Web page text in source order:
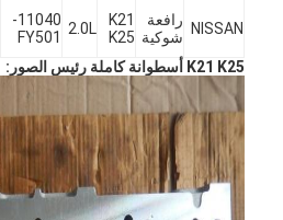
NISSAN
رافعة
شوكية
K21
K25
2.0L
11040-
FY501
K21 K25 أسطوانة كاملة رئيس الصور: